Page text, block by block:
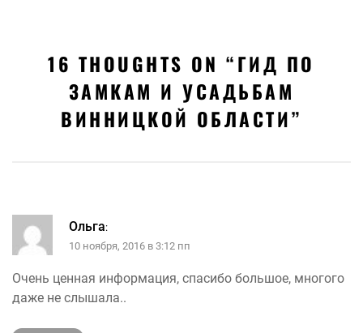
16 THOUGHTS ON “ГИД ПО
ЗАМКАМ И УСАДЬБАМ
ВИННИЦКОЙ ОБЛАСТИ”
Ольга:
10 ноября, 2016 в 3:12 пп
Очень ценная информация, спасибо большое, многого
даже не слышала..